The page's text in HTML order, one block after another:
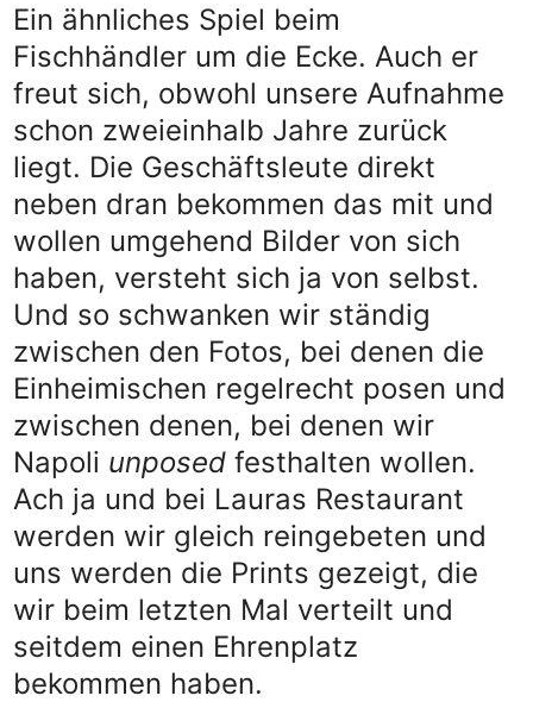
Ein ähnliches Spiel beim
Fischhändler um die Ecke. Auch er
freut sich, obwohl unsere Aufnahme
schon zweieinhalb Jahre zurück
liegt. Die Geschäftsleute direkt
neben dran bekommen das mit und
wollen umgehend Bilder von sich
haben, versteht sich ja von selbst.
Und so schwanken wir ständig
zwischen den Fotos, bei denen die
Einheimischen regelrecht posen und
zwischen denen, bei denen wir
Napoli unposed festhalten wollen.
Ach ja und bei Lauras Restaurant
werden wir gleich reingebeten und
uns werden die Prints gezeigt, die
wir beim letzten Mal verteilt und
seitdem einen Ehrenplatz
bekommen haben.